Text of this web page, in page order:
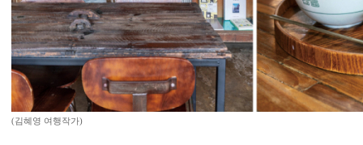
(김혜영 여행작가)